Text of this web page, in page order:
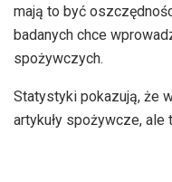
mają to być
badanych chce
spożywczych.
Statystyki pokazują, że
artykuły spożywcze, ale